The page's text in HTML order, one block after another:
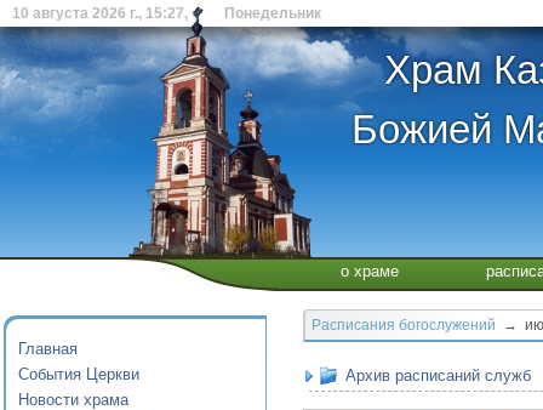
10 августа 2026 г., 15:27, Понедельник
Храм
Божией
о храме
Главная
События Церкви
Новости храма
Расписания богослужений →
Архив расписаний служб